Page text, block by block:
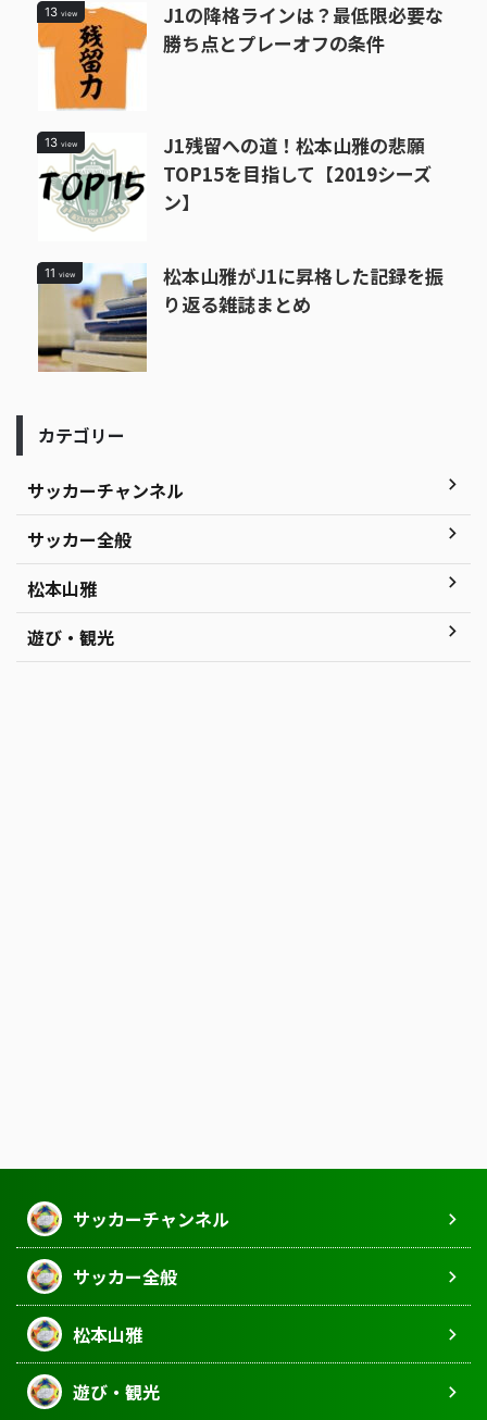
13 view
J1の降格ラインは？最低限必要な
勝ち点とプレーオフの条件
13 view
J1残留への道！松本山雅の悲願
TOP15を目指して【2019シーズ
ン】
11 view
松本山雅がJ1に昇格した記録を振
り返る雑誌まとめ
カテゴリー
サッカーチャンネル
サッカー全般
松本山雅
遊び・観光
サッカーチャンネル
サッカー全般
松本山雅
遊び・観光